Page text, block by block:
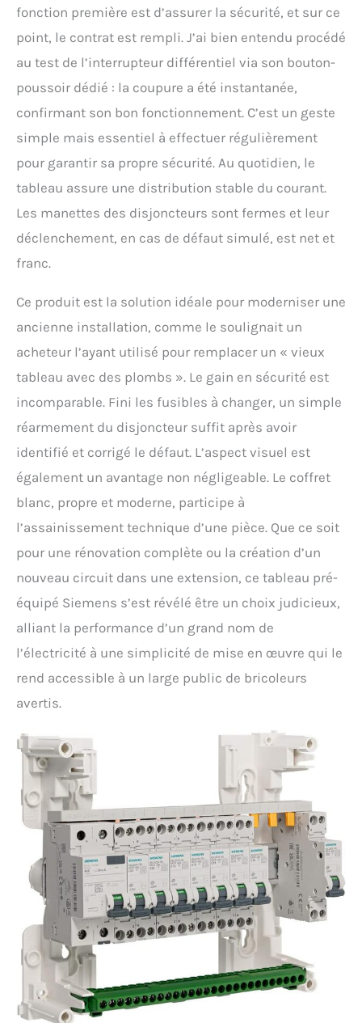
fonction première est d’assurer la sécurité, et sur ce
point, le contrat est rempli. J’ai bien entendu procédé
au test de l’interrupteur différentiel via son bouton-
poussoir dédié : la coupure a été instantanée,
confirmant son bon fonctionnement. C’est un geste
simple mais essentiel à effectuer régulièrement
pour garantir sa propre sécurité. Au quotidien, le
tableau assure une distribution stable du courant.
Les manettes des disjoncteurs sont fermes et leur
déclenchement, en cas de défaut simulé, est net et
franc.
Ce produit est la solution idéale pour moderniser une
ancienne installation, comme le soulignait un
acheteur l’ayant utilisé pour remplacer un « vieux
tableau avec des plombs ». Le gain en sécurité est
incomparable. Fini les fusibles à changer, un simple
réarmement du disjoncteur suffit après avoir
identifié et corrigé le défaut. L’aspect visuel est
également un avantage non négligeable. Le coffret
blanc, propre et moderne, participe à
l’assainissement technique d’une pièce. Que ce soit
pour une rénovation complète ou la création d’un
nouveau circuit dans une extension, ce tableau pré-
équipé Siemens s’est révélé être un choix judicieux,
alliant la performance d’un grand nom de
l’électricité à une simplicité de mise en œuvre qui le
rend accessible à un large public de bricoleurs
avertis.